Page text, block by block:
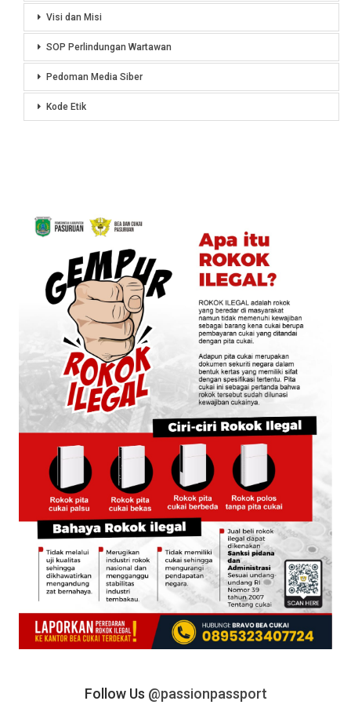
Visi dan Misi
SOP Perlindungan Wartawan
Pedoman Media Siber
Kode Etik
Follow Us @passionpassport